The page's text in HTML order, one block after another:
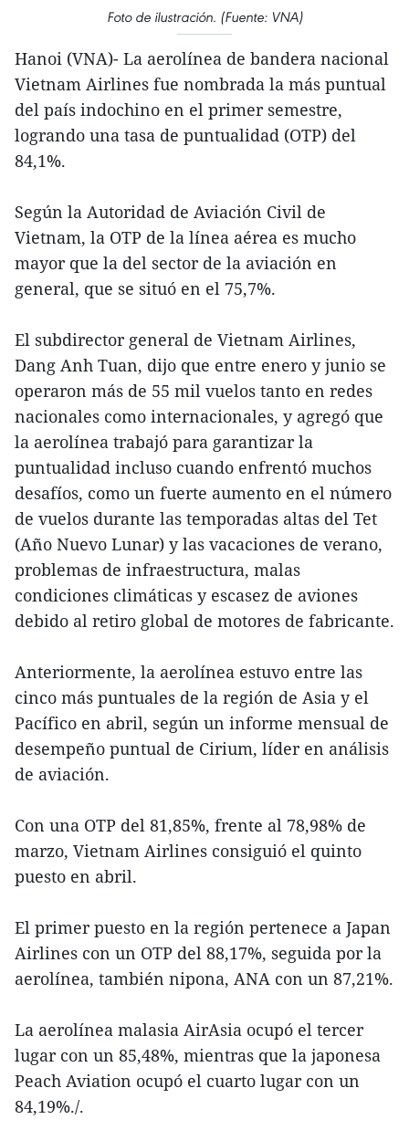
Foto de ilustración. (Fuente: VNA)
Hanoi (VNA)- La aerolínea de bandera nacional
Vietnam Airlines fue nombrada la más puntual
del país indochino en el primer semestre,
logrando una tasa de puntualidad (OTP) del
84,1%.
Según la Autoridad de Aviación Civil de
Vietnam, la OTP de la línea aérea es mucho
mayor que la del sector de la aviación en
general, que se situó en el 75,7%.
El subdirector general de Vietnam Airlines,
Dang Anh Tuan, dijo que entre enero y junio se
operaron más de 55 mil vuelos tanto en redes
nacionales como internacionales, y agregó que
la aerolínea trabajó para garantizar la
puntualidad incluso cuando enfrentó muchos
desafíos, como un fuerte aumento en el número
de vuelos durante las temporadas altas del Tet
(Año Nuevo Lunar) y las vacaciones de verano,
problemas de infraestructura, malas
condiciones climáticas y escasez de aviones
debido al retiro global de motores de fabricante.
Anteriormente, la aerolínea estuvo entre las
cinco más puntuales de la región de Asia y el
Pacífico en abril, según un informe mensual de
desempeño puntual de Cirium, líder en análisis
de aviación.
Con una OTP del 81,85%, frente al 78,98% de
marzo, Vietnam Airlines consiguió el quinto
puesto en abril.
El primer puesto en la región pertenece a Japan
Airlines con un OTP del 88,17%, seguida por la
aerolínea, también nipona, ANA con un 87,21%.
La aerolínea malasia AirAsia ocupó el tercer
lugar con un 85,48%, mientras que la japonesa
Peach Aviation ocupó el cuarto lugar con un
84,19%./.